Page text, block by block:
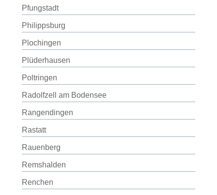
Pfungstadt
Philippsburg
Plochingen
Plüderhausen
Poltringen
Radolfzell am Bodensee
Rangendingen
Rastatt
Rauenberg
Remshalden
Renchen